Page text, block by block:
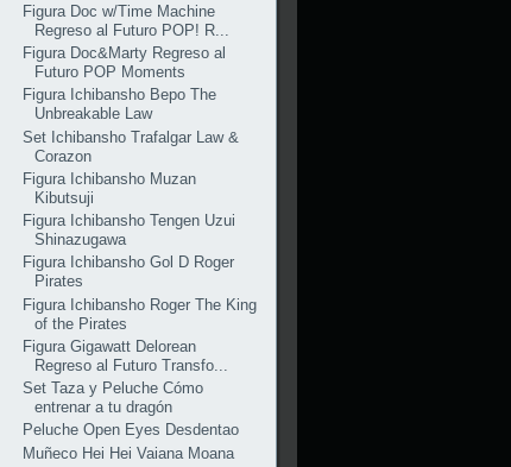
Figura Doc w/Time Machine
Regreso al Futuro POP! R...
Figura Doc&Marty Regreso al
Futuro POP Moments
Figura Ichibansho Bepo The
Unbreakable Law
Set Ichibansho Trafalgar Law &
Corazon
Figura Ichibansho Muzan
Kibutsuji
Figura Ichibansho Tengen Uzui
Shinazugawa
Figura Ichibansho Gol D Roger
Pirates
Figura Ichibansho Roger The King
of the Pirates
Figura Gigawatt Delorean
Regreso al Futuro Transfo...
Set Taza y Peluche Cómo
entrenar a tu dragón
Peluche Open Eyes Desdentao
Muñeco Hei Hei Vaiana Moana